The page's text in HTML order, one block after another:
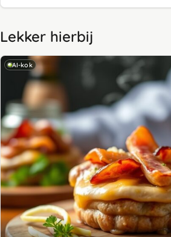
Lekker hierbij
AI-kok